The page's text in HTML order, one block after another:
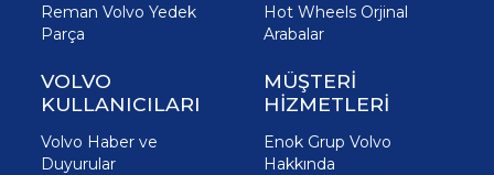
Reman Volvo Yedek
Parça
Hot Wheels Orjinal
Arabalar
VOLVO
KULLANICILARI
Volvo Haber ve
Duyurular
MÜŞTERİ
HİZMETLERİ
Enok Grup Volvo
Hakkında